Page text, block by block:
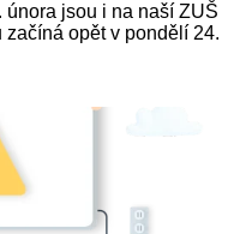
února jsou i na naší ZUŠ
opět v pondělí 24.